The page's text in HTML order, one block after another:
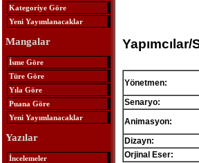
Kategoriye Göre
Yeni Yayımlanacaklar
Mangalar
İsme Göre
Türe Göre
Yıla Göre
Puana Göre
Yeni Yayımlanacaklar
Yazılar
İncelemeler
Yapımcılar/
Yönetmen:
Senaryo:
Animasyon:
Dizayn:
Orjinal Eser: